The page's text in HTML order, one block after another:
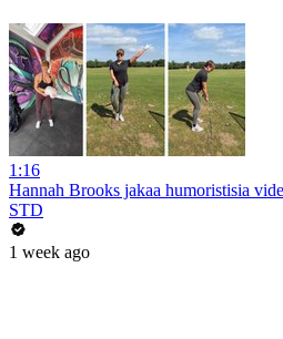
1:16
Hannah Brooks jakaa humoristisia
STD
1 week ago